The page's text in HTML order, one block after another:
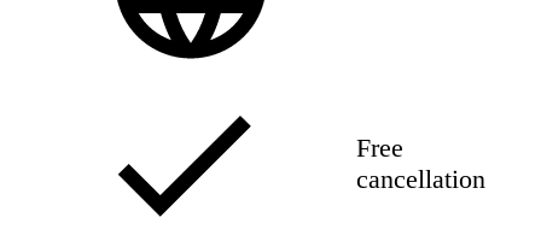
Free
cancellation